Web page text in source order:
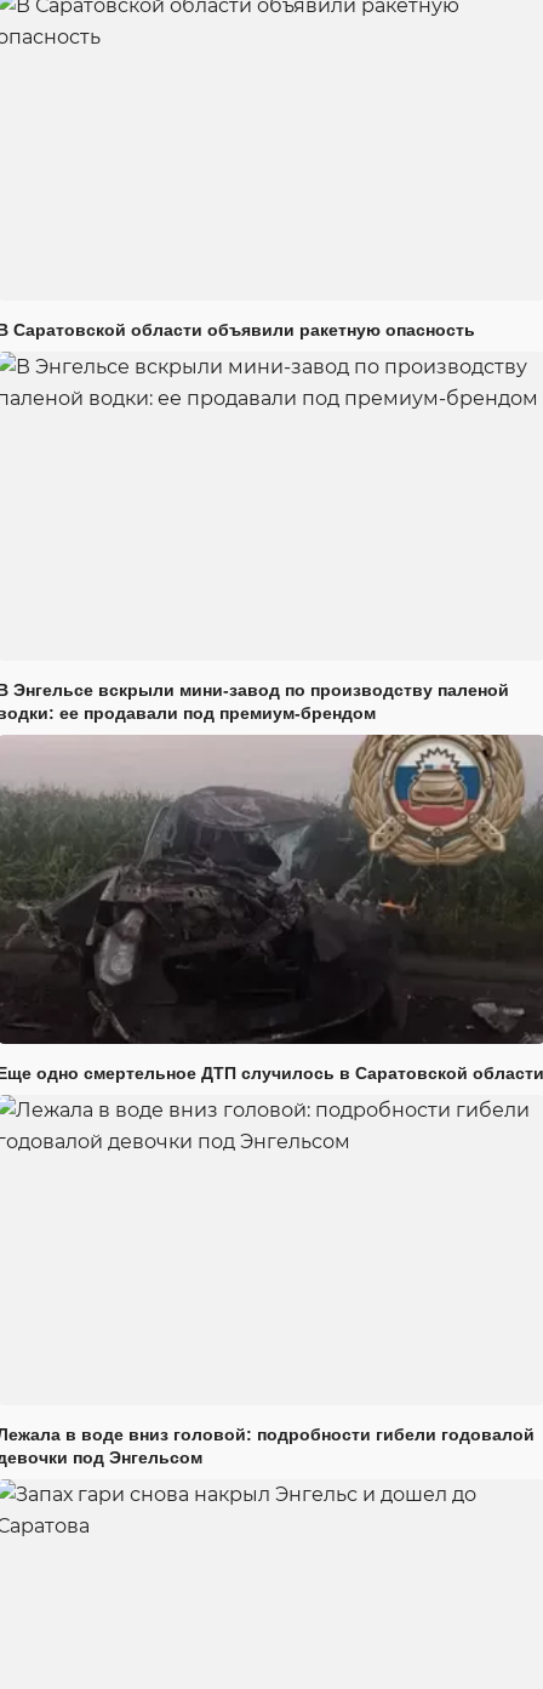
Саратовской области объявили ракетную опасность
Энгельсе вскрыли мини-завод по производству паленой
ее продавали под премиум-брендом
одно смертельное ДТП случилось в Саратовской области
в воде вниз головой: подробности гибели годовалой
под Энгельсом